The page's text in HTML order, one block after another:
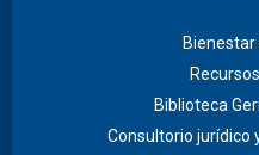
Biblioteca
Consultorio jurídico